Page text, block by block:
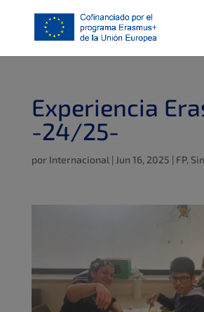
Experiencia
-24/25-
por Internacional | Jun 16, 2025 | FP,